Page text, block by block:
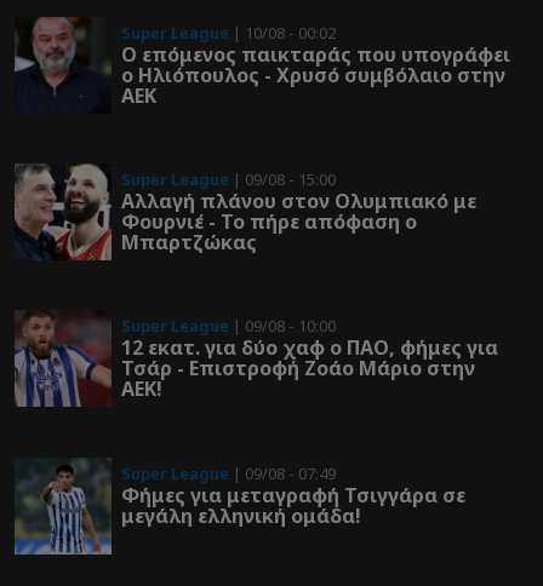
Super League | 10/08 - 00:02
Ο επόμενος παικταράς που υπογράφει
ο Ηλιόπουλος - Χρυσό συμβόλαιο στην
ΑΕΚ
Super League | 09/08 - 15:00
Αλλαγή πλάνου στον Ολυμπιακό με
Φουρνιέ - Το πήρε απόφαση ο
Μπαρτζώκας
Super League | 09/08 - 10:00
12 εκατ. για δύο χαφ ο ΠΑΟ, φήμες για
Τσάρ - Επιστροφή Ζοάο Μάριο στην
ΑΕΚ!
Super League | 09/08 - 07:49
Φήμες για μεταγραφή Τσιγγάρα σε
μεγάλη ελληνική ομάδα!